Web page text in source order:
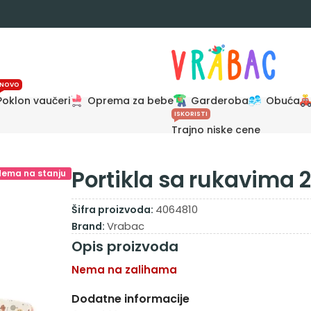
vaučeri
NOVO
Oprema za bebe Garderoba Obuća
Trajno niske cene
ISKORISTI
na stanju Portikla sa rukavima
Šifra proizvoda: 4064810
Brand: Vrabac
Opis proizvoda
Nema na zalihama
Dodatne informacije